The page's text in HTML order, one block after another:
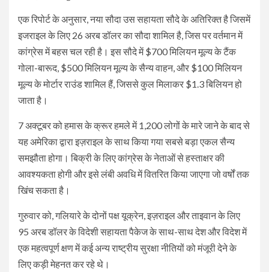
एक रिपोर्ट के अनुसार, नया सौदा उस सहायता सौदे के अतिरिक्त है जिसमें
इजराइल के लिए 26 अरब डॉलर का सौदा शामिल है, जिस पर वर्तमान में
कांग्रेस में बहस चल रही है। इस सौदे में $700 मिलियन मूल्य के टैंक
गोला-बारूद, $500 मिलियन मूल्य के सैन्य वाहन, और $100 मिलियन
मूल्य के मोर्टार राउंड शामिल हैं, जिससे कुल मिलाकर $1.3 बिलियन हो
जाता है।
7 अक्टूबर को हमास के क्रूर हमले में 1,200 लोगों के मारे जाने के बाद से
यह अमेरिका द्वारा इज़राइल के साथ किया गया सबसे बड़ा एकल सैन्य
समझौता होगा। बिक्री के लिए कांग्रेस के नेताओं से हस्ताक्षर की
आवश्यकता होगी और इसे लंबी अवधि में वितरित किया जाएगा जो वर्षों तक
खिंच सकता है।
गुरुवार को, गलियारे के दोनों पक्ष यूक्रेन, इज़राइल और ताइवान के लिए
95 अरब डॉलर के विदेशी सहायता पैकेज के साथ-साथ देश और विदेश में
एक महत्वपूर्ण क्षण में कई अन्य राष्ट्रीय सुरक्षा नीतियों को मंजूरी देने के
लिए कड़ी मेहनत कर रहे थे।